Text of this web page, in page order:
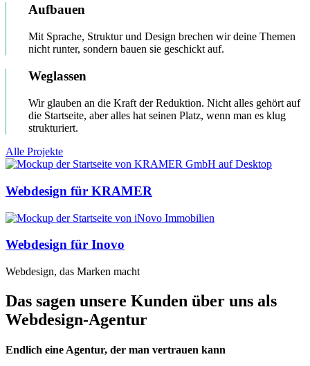
Aufbauen
Mit Sprache, Struktur und Design brechen wir deine Themen
nicht runter, sondern bauen sie geschickt auf.
Weglassen
Wir glauben an die Kraft der Reduktion. Nicht alles gehört auf
die Startseite, aber alles hat seinen Platz, wenn man es klug
strukturiert.
Alle Projekte
Webdesign für KRAMER
Webdesign für Inovo
Webdesign, das Marken macht
Das sagen unsere Kunden über uns als
Webdesign-Agentur
Endlich eine Agentur, der man vertrauen kann